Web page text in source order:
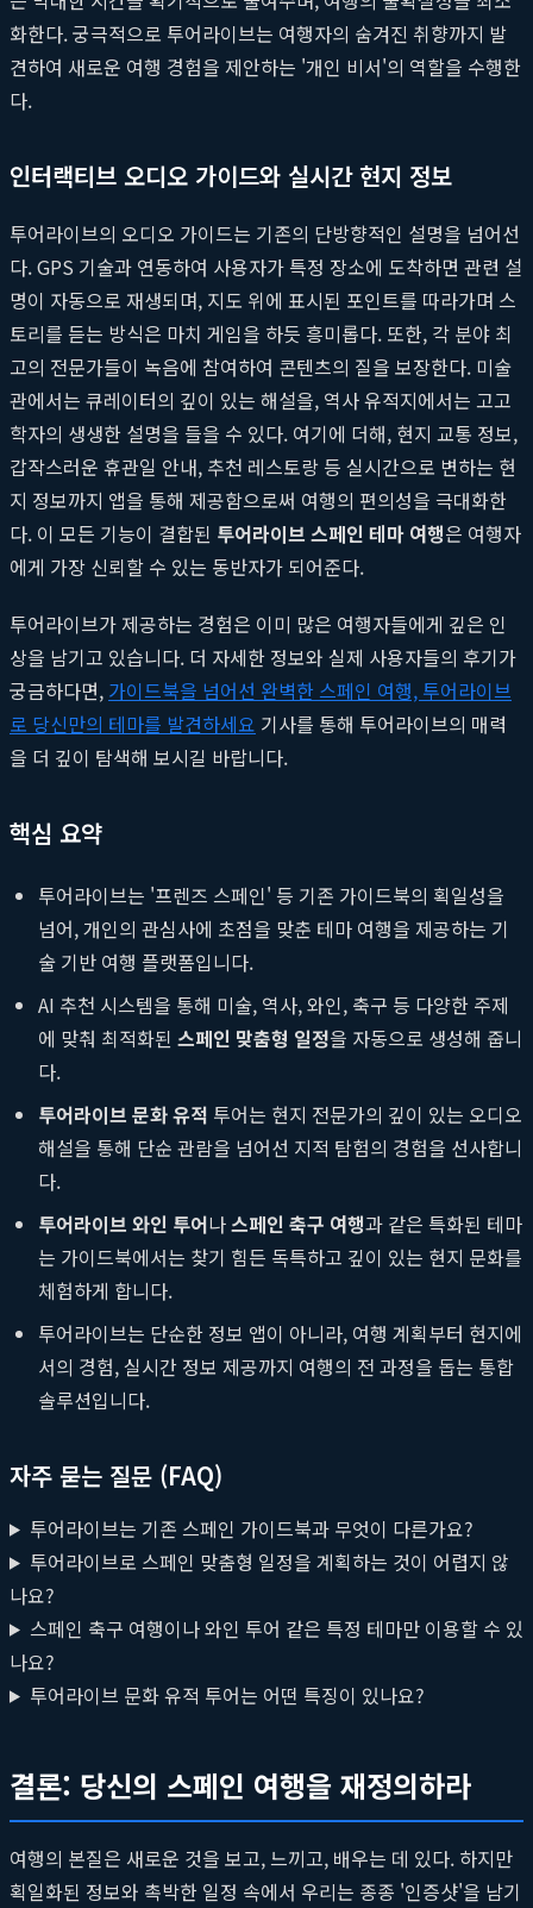
화한다. 궁극적으로 투어라이브는 여행자의 숨겨진 취향까지 발
견하여 새로운 여행 경험을 제안하는 '개인 비서'의 역할을 수행한
다.
인터랙티브 오디오 가이드와 실시간 현지 정보
투어라이브의 오디오 가이드는 기존의 단방향적인 설명을 넘어선
다. GPS 기술과 연동하여 사용자가 특정 장소에 도착하면 관련 설
명이 자동으로 재생되며, 지도 위에 표시된 포인트를 따라가며 스
토리를 듣는 방식은 마치 게임을 하듯 흥미롭다. 또한, 각 분야 최
고의 전문가들이 녹음에 참여하여 콘텐츠의 질을 보장한다. 미술
관에서는 큐레이터의 깊이 있는 해설을, 역사 유적지에서는 고고
학자의 생생한 설명을 들을 수 있다. 여기에 더해, 현지 교통 정보,
갑작스러운 휴관일 안내, 추천 레스토랑 등 실시간으로 변하는 현
지 정보까지 앱을 통해 제공함으로써 여행의 편의성을 극대화한
다. 이 모든 기능이 결합된 투어라이브 스페인 테마 여행은 여행자
에게 가장 신뢰할 수 있는 동반자가 되어준다.
투어라이브가 제공하는 경험은 이미 많은 여행자들에게 깊은 인
상을 남기고 있습니다. 더 자세한 정보와 실제 사용자들의 후기가
궁금하다면, 가이드북을 넘어선 완벽한 스페인 여행, 투어라이브
로 당신만의 테마를 발견하세요 기사를 통해 투어라이브의 매력
을 더 깊이 탐색해 보시길 바랍니다.
핵심 요약
투어라이브는 '프렌즈 스페인' 등 기존 가이드북의 획일성을
넘어, 개인의 관심사에 초점을 맞춘 테마 여행을 제공하는 기
술 기반 여행 플랫폼입니다.
AI 추천 시스템을 통해 미술, 역사, 와인, 축구 등 다양한 주제
에 맞춰 최적화된 스페인 맞춤형 일정을 자동으로 생성해 줍니
다.
투어라이브 문화 유적 투어는 현지 전문가의 깊이 있는 오디오
해설을 통해 단순 관람을 넘어선 지적 탐험의 경험을 선사합니
다.
투어라이브 와인 투어나스페인 축구 여행과 같은 특화된 테마
는 가이드북에서는 찾기 힘든 독특하고 깊이 있는 현지 문화를
체험하게 합니다.
투어라이브는 단순한 정보 앱이 아니라, 여행 계획부터 현지에
서의 경험, 실시간 정보 제공까지 여행의 전 과정을 돕는 통합
솔루션입니다.
자주 묻는 질문 (FAQ)
투어라이브는 기존 스페인 가이드북과 무엇이 다른가요?
투어라이브로 스페인 맞춤형 일정을 계획하는 것이 어렵지 않
나요?
스페인 축구 여행이나 와인 투어 같은 특정 테마만 이용할 수 있
나요?
투어라이브 문화 유적 투어는 어떤 특징이 있나요?
결론: 당신의 스페인 여행을 재정의하라
여행의 본질은 새로운 것을 보고, 느끼고, 배우는 데 있다. 하지만
획일화된 정보와 촉박한 일정 속에서 우리는 종종 '인증샷'을 남기